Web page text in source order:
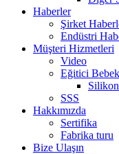
Haberler
Şirket
Endüstri
Müşteri Hizmetleri
Video
Eğitici
SSS
Hakkımızda
Sertifika
Fabrika turu
Bize Ulaşın